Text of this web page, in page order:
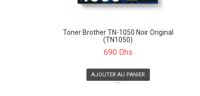
Toner Brother TN-1050 Noir Original
(TN1050)
690 Dhs
AJOUTER AU PANIER
```